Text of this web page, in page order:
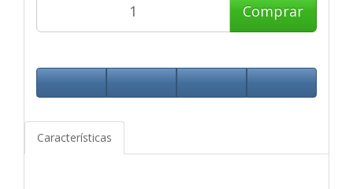
Comprar
Características